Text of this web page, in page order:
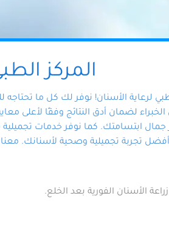
المركز
لرعاية الأسنان! نوفر لك كل ما
لضمان أدق النتائج وفقًا لأعلى
ابتسامتك. كما نوفر خدمات تجميلية
تجربة تجميلية وصحية لأسنانك.
الأسنان الفورية بعد الخلع.